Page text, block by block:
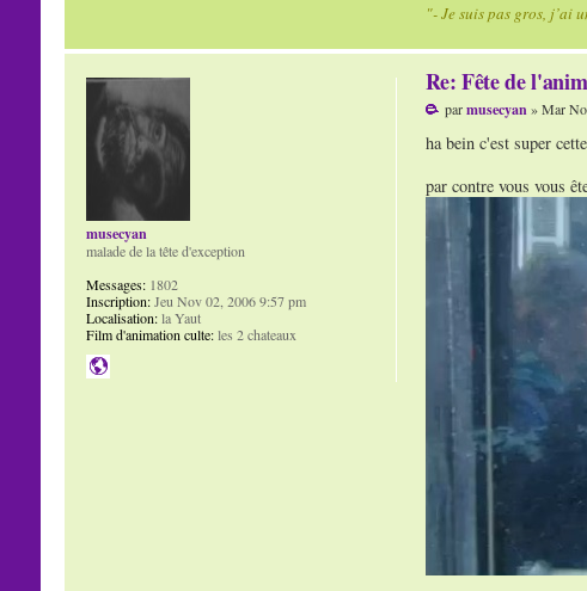
"- Je suis pas gros, j’ai
Re: Fête de
parmusecyan » Mar
ha bein c'est super
par contre vous vous
musecyan
malade de la tête d'exception
Messages:1802
Inscription:Jeu Nov 02, 2006 9:57 pm
Localisation:la Yaut
Film d'animation culte:les 2 chateaux